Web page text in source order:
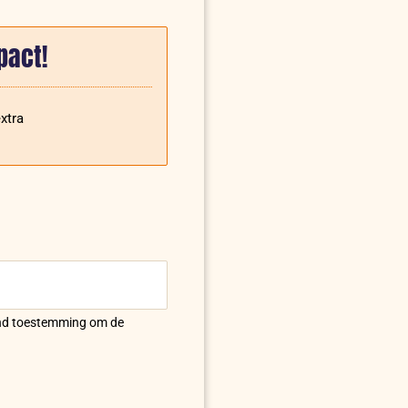
toestemming om de